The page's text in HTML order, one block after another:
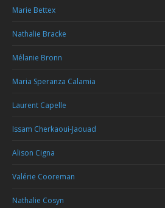
Marie Bettex
Nathalie Bracke
Mélanie Bronn
Maria Speranza Calamia
Laurent Capelle
Issam Cherkaoui-Jaouad
Alison Cigna
Valérie Cooreman
Nathalie Cosyn